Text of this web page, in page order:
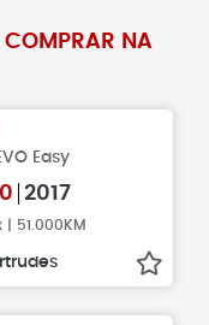
NA
Easy
2017
| 51.000KM